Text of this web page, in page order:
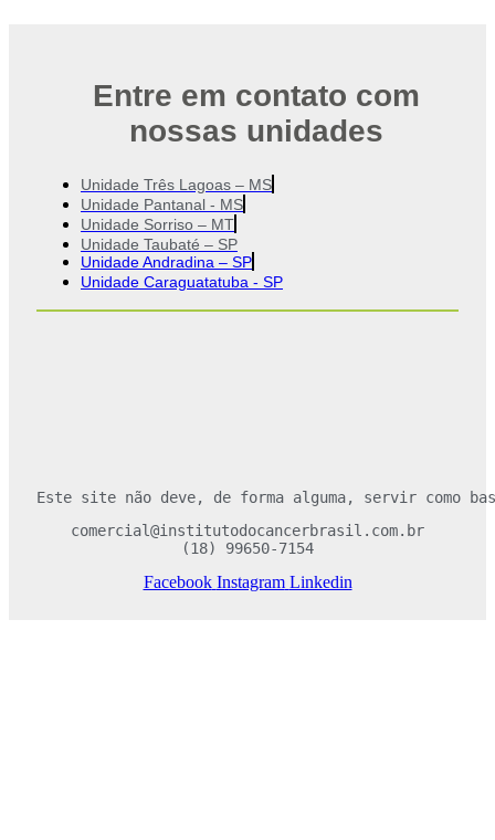
Entre em contato com
nossas unidades
Unidade Três Lagoas – MS
Unidade Pantanal - MS
Unidade Sorriso – MT
Unidade Taubaté – SP
Unidade Andradina – SP
Unidade Caraguatatuba - SP
Este site não deve, de forma alguma, servir como
comercial@institutodocancerbrasil.com.br
(18) 99650-7154
Facebook Instagram Linkedin